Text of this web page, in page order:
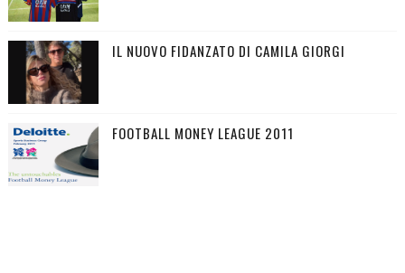
IL NUOVO FIDANZATO DI CAMILA GIORGI
FOOTBALL MONEY LEAGUE 2011